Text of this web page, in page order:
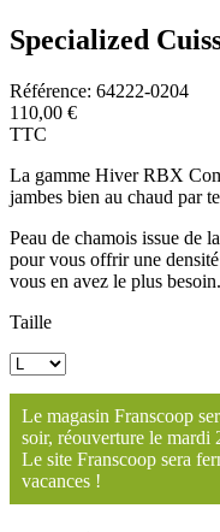
Specialized
Référence: 64222-0204
110,00 €
TTC
La gamme Hiver RBX
jambes bien au chaud par
Peau de chamois issue de
pour vous offrir une
vous en avez le plus besoin.
Taille
Le magasin Franscoop
soir, réouverture le mardi
Le site Franscoop sera
vacances !